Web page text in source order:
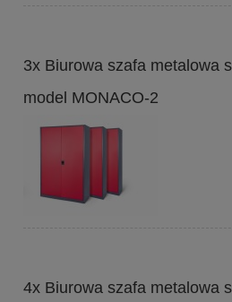
3x Biurowa szafa metalowa
model MONACO-2
4x Biurowa szafa metalowa